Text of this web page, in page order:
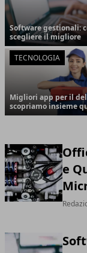
Software gestionali:
scegliere il migliore
TECNOLOGIA
Migliori app per il
scopriamo insieme
e